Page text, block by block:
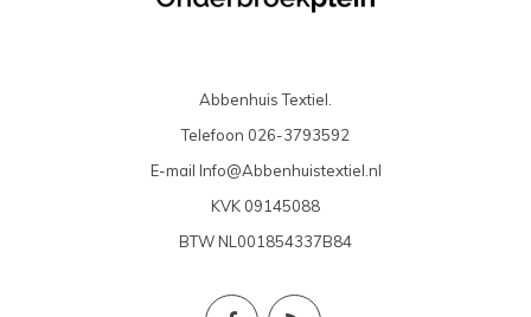
Abbenhuis Textiel.
Telefoon 026-3793592
E-mail Info@Abbenhuistextiel.nl
KVK 09145088
BTWNL001854337B84